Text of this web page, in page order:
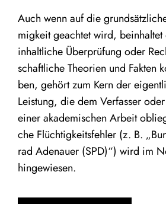
Auch wenn auf die
mig­keit geach­tet wird, beinhal­tet
inhalt­li­che Über­prü­fung oder
schaft­li­che Theo­rien und Fak­ten
ben, gehört zum Kern der
Leis­tung, die dem Ver­fas­ser
einer aka­de­mi­schen Arbeit
che Flüch­tig­keits­feh­ler (z. B. „
rad Ade­nau­er (SPD)“) wird im
hingewiesen.